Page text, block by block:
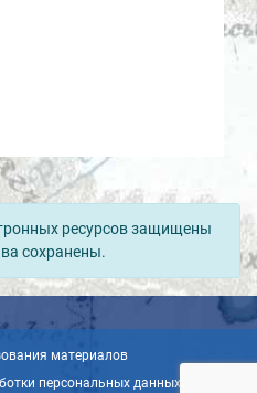
ресурсов защищены
сохранены.
материалов
персональных данных